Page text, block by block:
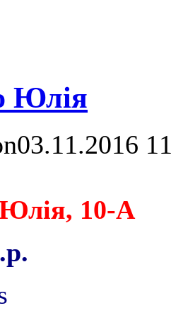
Юлія
03.11.2016
10-А